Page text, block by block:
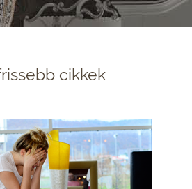
cikkek